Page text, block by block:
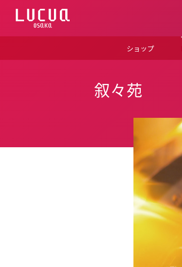
ス
ショップ
叙々苑